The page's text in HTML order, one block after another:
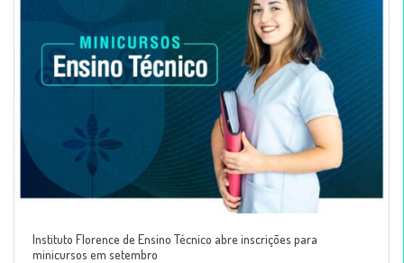
Instituto Florence de Ensino Técnico abre inscrições para
minicursos em setembro